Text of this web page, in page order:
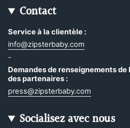
Contact
Service à la clientèle :
info@zipsterbaby.com
-
Demandes de renseignements de
des partenaires :
press@zipsterbaby.com
Socialisez avec nous